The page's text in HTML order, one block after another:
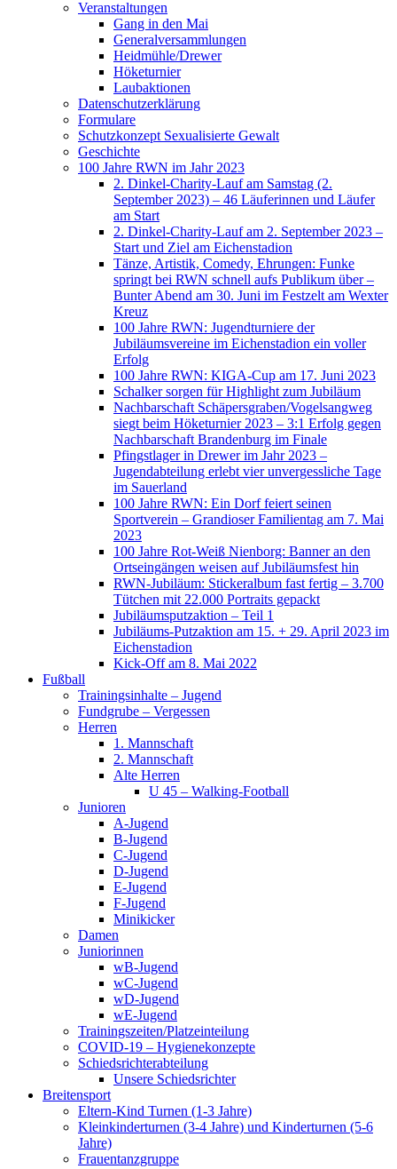
Veranstaltungen
Gang in den Mai
Generalversammlungen
Heidmühle/Drewer
Höketurnier
Laubaktionen
Datenschutzerklärung
Formulare
Schutzkonzept Sexualisierte Gewalt
Geschichte
100 Jahre RWN im Jahr 2023
2. Dinkel-Charity-Lauf am Samstag (2.
September 2023) – 46 Läuferinnen und Läufer
am Start
2. Dinkel-Charity-Lauf am 2. September 2023 –
Start und Ziel am Eichenstadion
Tänze, Artistik, Comedy, Ehrungen: Funke
springt bei RWN schnell aufs Publikum über –
Bunter Abend am 30. Juni im Festzelt am Wexter
Kreuz
100 Jahre RWN: Jugendturniere der
Jubiläumsvereine im Eichenstadion ein voller
Erfolg
100 Jahre RWN: KIGA-Cup am 17. Juni 2023
Schalker sorgen für Highlight zum Jubiläum
Nachbarschaft Schäpersgraben/Vogelsangweg
siegt beim Höketurnier 2023 – 3:1 Erfolg gegen
Nachbarschaft Brandenburg im Finale
Pfingstlager in Drewer im Jahr 2023 –
Jugendabteilung erlebt vier unvergessliche Tage
im Sauerland
100 Jahre RWN: Ein Dorf feiert seinen
Sportverein – Grandioser Familientag am 7. Mai
2023
100 Jahre Rot-Weiß Nienborg: Banner an den
Ortseingängen weisen auf Jubiläumsfest hin
RWN-Jubiläum: Stickeralbum fast fertig – 3.700
Tütchen mit 22.000 Portraits gepackt
Jubiläumsputzaktion – Teil 1
Jubiläums-Putzaktion am 15. + 29. April 2023 im
Eichenstadion
Kick-Off am 8. Mai 2022
Fußball
Trainingsinhalte – Jugend
Fundgrube – Vergessen
Herren
1. Mannschaft
2. Mannschaft
Alte Herren
U 45 – Walking-Football
Junioren
A-Jugend
B-Jugend
C-Jugend
D-Jugend
E-Jugend
F-Jugend
Minikicker
Damen
Juniorinnen
wB-Jugend
wC-Jugend
wD-Jugend
wE-Jugend
Trainingszeiten/Platzeinteilung
COVID-19 – Hygienekonzepte
Schiedsrichterabteilung
Unsere Schiedsrichter
Breitensport
Eltern-Kind Turnen (1-3 Jahre)
Kleinkinderturnen (3-4 Jahre) und Kinderturnen (5-6
Jahre)
Frauentanzgruppe